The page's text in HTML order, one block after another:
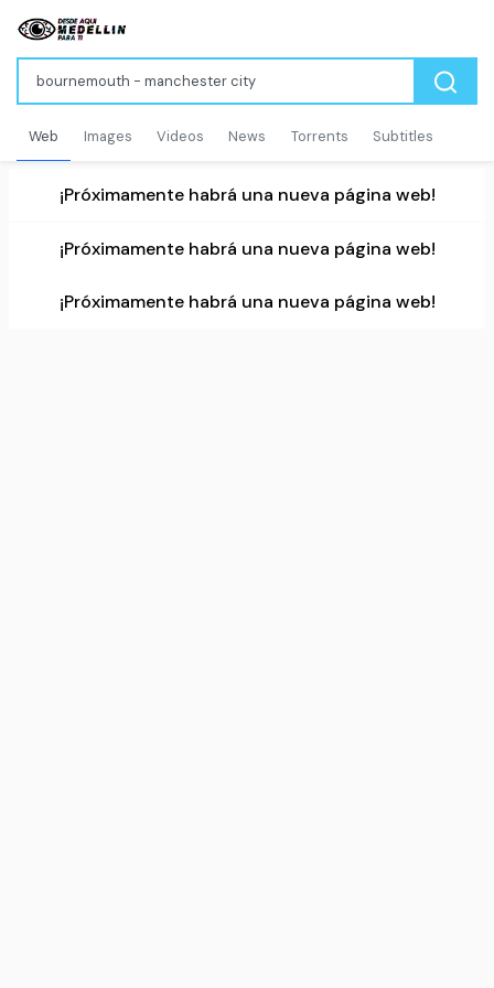
Web Images Videos News Torrents Subtitles
¡Próximamente habrá una nueva página web!
¡Próximamente habrá una nueva página web!
¡Próximamente habrá una nueva página web!